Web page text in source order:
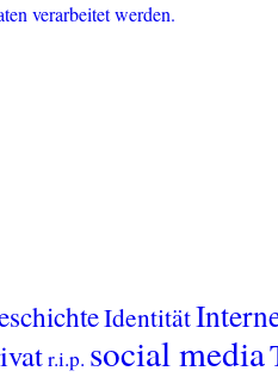
verarbeitet werden.
Identität
r.i.p. social media